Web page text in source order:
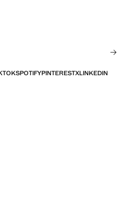
SPOTIFYPINTERESTXLINKEDIN